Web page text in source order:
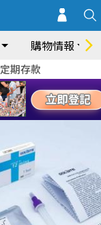
購物情報
定期存款